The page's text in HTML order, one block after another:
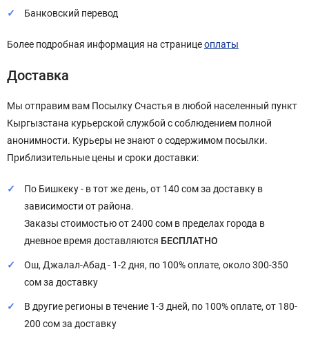
Банковский перевод
Более подробная информация на страницеоплаты
Доставка
Мы отправим вам Посылку Счастья в любой населенный пункт
Кыргызстана курьерской службой с соблюдением полной
анонимности. Курьеры не знают о содержимом посылки.
Приблизительные цены и сроки доставки:
По Бишкеку - в тот же день, от 140 сом за доставку в
зависимости от района.
Заказы стоимостью от 2400 сом в пределах города в
дневное время доставляются БЕСПЛАТНО
Ош, Джалал-Абад - 1-2 дня, по 100% оплате, около 300-350
сом за доставку
В другие регионы в течение 1-3 дней, по 100% оплате, от 180-
200 сом за доставку